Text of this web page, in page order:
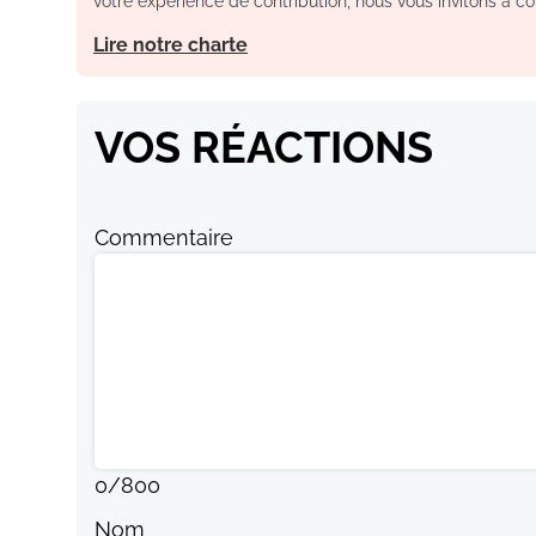
Lire notre charte
VOS RÉACTIONS
Commentaire
0/800
Nom